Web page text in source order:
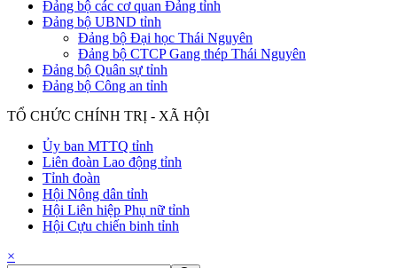
Đảng bộ các cơ quan Đảng tỉnh
Đảng bộ UBND tỉnh
Đảng bộ Đại học Thái Nguyên
Đảng bộ CTCP Gang thép Thái Nguyên
Đảng bộ Quân sự tỉnh
Đảng bộ Công an tỉnh
TỔ CHỨC CHÍNH TRỊ - XÃ HỘI
Ủy ban MTTQ tỉnh
Liên đoàn Lao động tỉnh
Tỉnh đoàn
Hội Nông dân tỉnh
Hội Liên hiệp Phụ nữ tỉnh
Hội Cựu chiến binh tỉnh
×